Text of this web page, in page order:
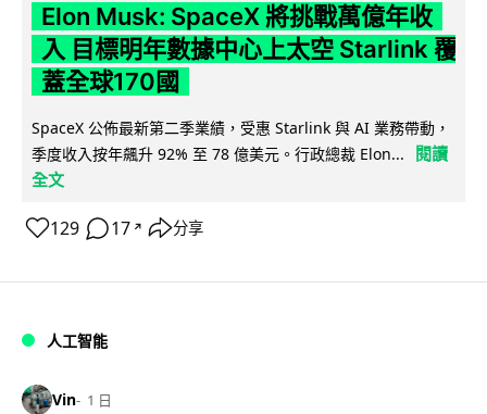
Elon Musk: SpaceX 將挑戰萬億年收
入 目標明年數據中心上太空 Starlink 覆
蓋全球170國
SpaceX 公佈最新第二季業績，受惠 Starlink 與 AI 業務帶動，
季度收入按年飆升 92% 至 78 億美元。行政總裁 Elon...
閱讀
全文
129 17 ↗ 分享
人工智能
Vin 1 日